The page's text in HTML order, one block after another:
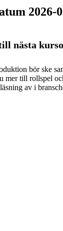
2026-
nästa
bör ske
mer till rollspel